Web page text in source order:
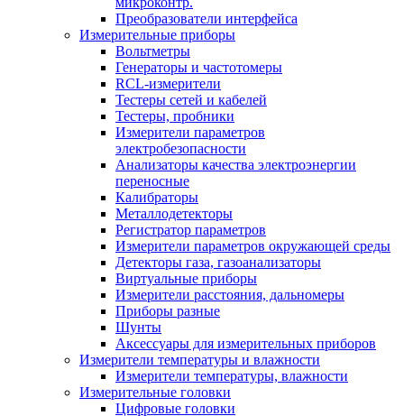
Преобразователи интерфейса
Измерительные приборы
Вольтметры
Генераторы и частотомеры
RCL-измерители
Тестеры сетей и кабелей
Тестеры, пробники
Измерители параметров
электробезопасности
Анализаторы качества электроэнергии
переносные
Калибраторы
Металлодетекторы
Регистратор параметров
Измерители параметров окружающей среды
Детекторы газа, газоанализаторы
Виртуальные приборы
Измерители расстояния, дальномеры
Приборы разные
Шунты
Аксессуары для измерительных приборов
Измерители температуры и влажности
Измерители температуры, влажности
Измерительные головки
Цифровые головки